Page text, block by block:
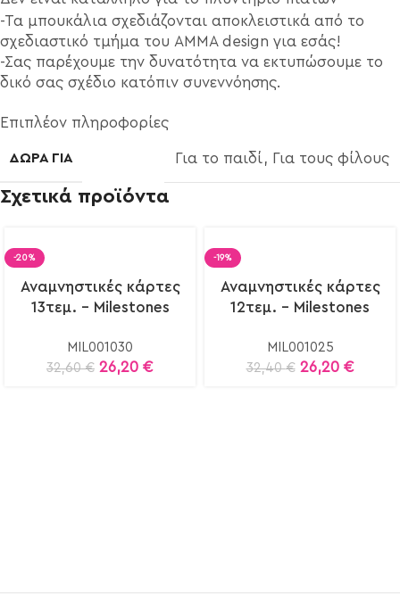
-Τα μπουκάλια σχεδιάζονται αποκλειστικά από το
σχεδιαστικό τμήμα του AMMA design για εσάς!
-Σας παρέχουμε την δυνατότητα να εκτυπώσουμε το
δικό σας σχέδιο κατόπιν συνεννόησης.
Επιπλέον πληροφορίες
ΔΩΡΑ ΓΙΑ Για το παιδί, Για τους φίλους
Σχετικά προϊόντα
-20%
Αναμνηστικές κάρτες
13τεμ. – Milestones
MIL001030
32,60€ 26,20 €
-19%
Αναμνηστικές κάρτες
12τεμ. – Milestones
MIL001025
32,40€ 26,20 €